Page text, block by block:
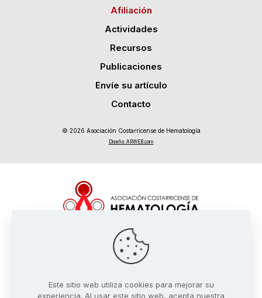
Afiliación
Actividades
Recursos
Publicaciones
Envíe su artículo
Contacto
© 2026 Asociación Costarricense de Hematología
Diseño: ARWEB.com
Términos y condiciones
Mapa del sitio
Este sitio web utiliza cookies para mejorar su
experiencia. Al usar este sitio web, acepta nuestra